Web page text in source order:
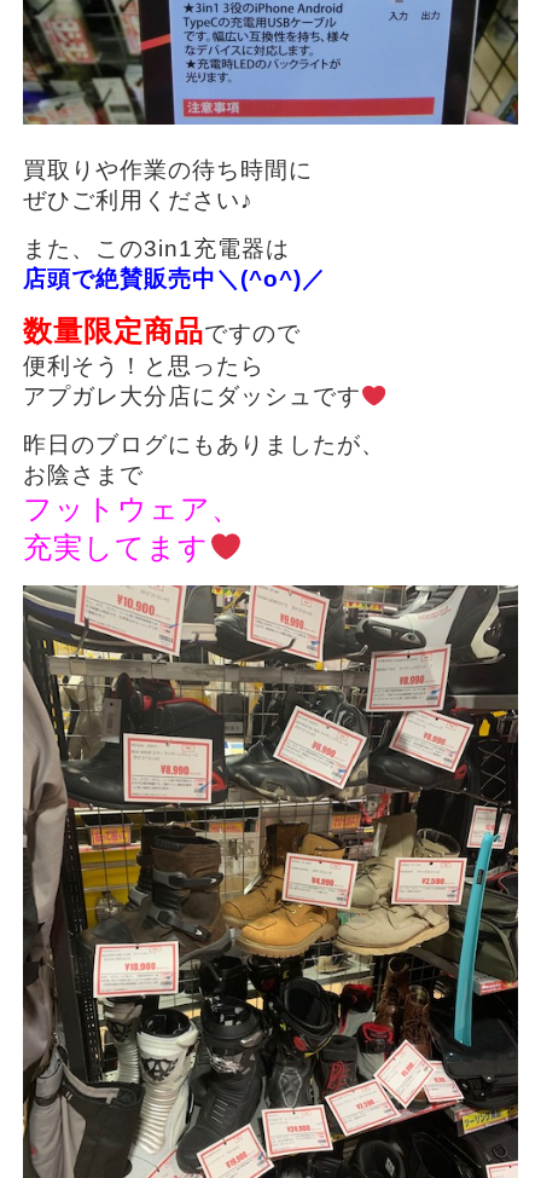
買取りや作業の待ち時間に
ぜひご利用ください♪
また、この3in1充電器は
店頭で絶賛販売中＼(^o^)／
数量限定商品ですので
便利そう！と思ったら
アプガレ大分店にダッシュです
昨日のブログにもありましたが、
お陰さまで
フットウェア、
充実してます